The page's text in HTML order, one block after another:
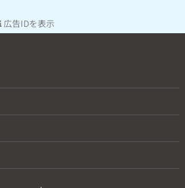
広告IDを表示